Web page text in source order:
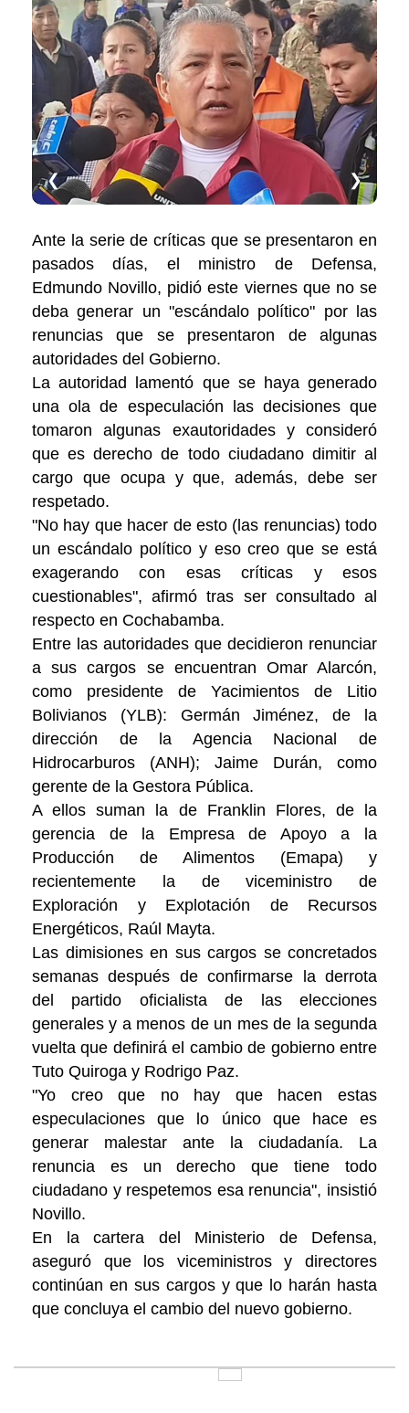
❮ ❯
Ante la serie de críticas que se presentaron en
pasados días, el ministro de Defensa,
Edmundo Novillo, pidió este viernes que no se
deba generar un "escándalo político" por las
renuncias que se presentaron de algunas
autoridades del Gobierno.
La autoridad lamentó que se haya generado
una ola de especulación las decisiones que
tomaron algunas exautoridades y consideró
que es derecho de todo ciudadano dimitir al
cargo que ocupa y que, además, debe ser
respetado.
"No hay que hacer de esto (las renuncias) todo
un escándalo político y eso creo que se está
exagerando con esas críticas y esos
cuestionables", afirmó tras ser consultado al
respecto en Cochabamba.
Entre las autoridades que decidieron renunciar
a sus cargos se encuentran Omar Alarcón,
como presidente de Yacimientos de Litio
Bolivianos (YLB): Germán Jiménez, de la
dirección de la Agencia Nacional de
Hidrocarburos (ANH); Jaime Durán, como
gerente de la Gestora Pública.
A ellos suman la de Franklin Flores, de la
gerencia de la Empresa de Apoyo a la
Producción de Alimentos (Emapa) y
recientemente la de viceministro de
Exploración y Explotación de Recursos
Energéticos, Raúl Mayta.
Las dimisiones en sus cargos se concretados
semanas después de confirmarse la derrota
del partido oficialista de las elecciones
generales y a menos de un mes de la segunda
vuelta que definirá el cambio de gobierno entre
Tuto Quiroga y Rodrigo Paz.
"Yo creo que no hay que hacen estas
especulaciones que lo único que hace es
generar malestar ante la ciudadanía. La
renuncia es un derecho que tiene todo
ciudadano y respetemos esa renuncia", insistió
Novillo.
En la cartera del Ministerio de Defensa,
aseguró que los viceministros y directores
continúan en sus cargos y que lo harán hasta
que concluya el cambio del nuevo gobierno.